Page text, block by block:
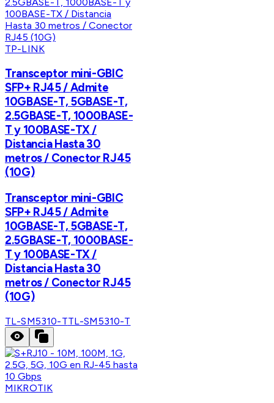
TP-LINK
Transceptor mini-GBIC
SFP+ RJ45 / Admite
10GBASE-T, 5GBASE-T,
2.5GBASE-T, 1000BASE-
T y 100BASE-TX /
Distancia Hasta 30
metros / Conector RJ45
(10G)
Transceptor mini-GBIC
SFP+ RJ45 / Admite
10GBASE-T, 5GBASE-T,
2.5GBASE-T, 1000BASE-
T y 100BASE-TX /
Distancia Hasta 30
metros / Conector RJ45
(10G)
TL-SM5310-TTL-SM5310-T
MIKROTIK